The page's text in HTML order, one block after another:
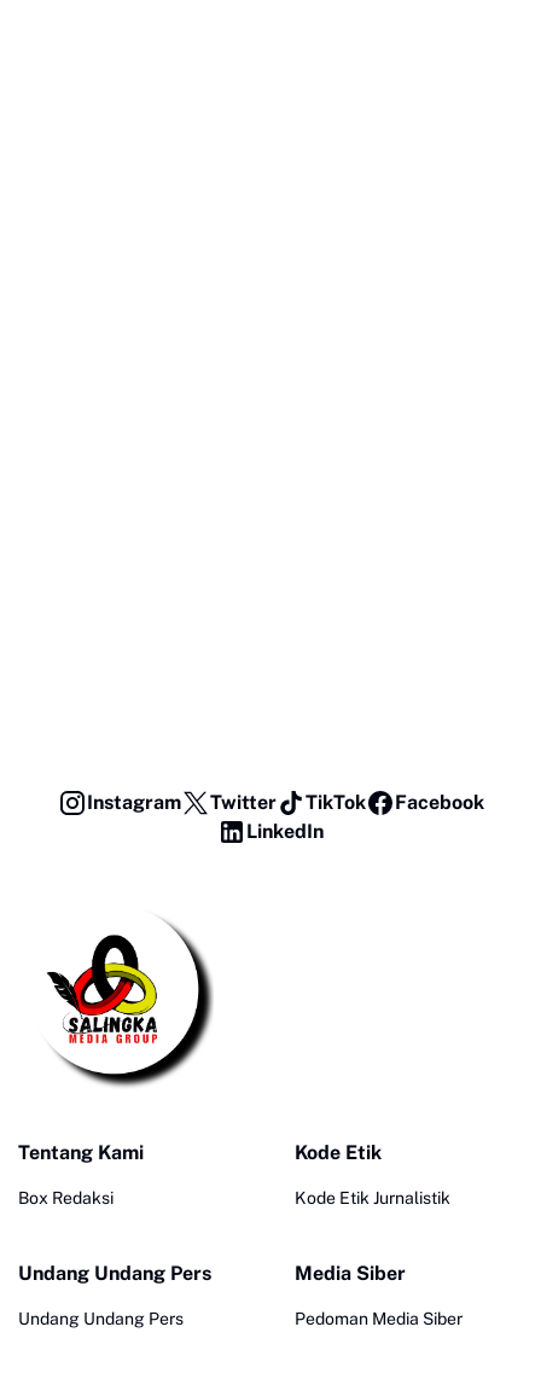
Instagram Twitter TikTok
Facebook
LinkedIn
Tentang Kami
Box Redaksi
Kode Etik
Kode Etik Jurnalistik
Undang Undang Pers
Undang Undang Pers
Media Siber
Pedoman Media Siber